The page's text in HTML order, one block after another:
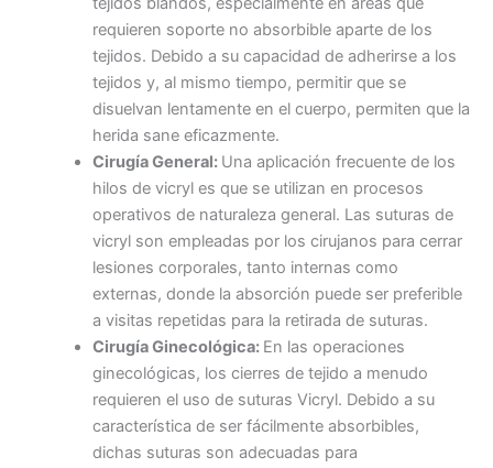
requieren soporte no absorbible aparte de los
tejidos. Debido a su capacidad de adherirse a los
tejidos y, al mismo tiempo, permitir que se
disuelvan lentamente en el cuerpo, permiten que la
herida sane eficazmente.
Cirugía General: Una aplicación frecuente de los
hilos de vicryl es que se utilizan en procesos
operativos de naturaleza general. Las suturas de
vicryl son empleadas por los cirujanos para cerrar
lesiones corporales, tanto internas como
externas, donde la absorción puede ser preferible
a visitas repetidas para la retirada de suturas.
Cirugía Ginecológica: En las operaciones
ginecológicas, los cierres de tejido a menudo
requieren el uso de suturas Vicryl. Debido a su
característica de ser fácilmente absorbibles,
dichas suturas son adecuadas para